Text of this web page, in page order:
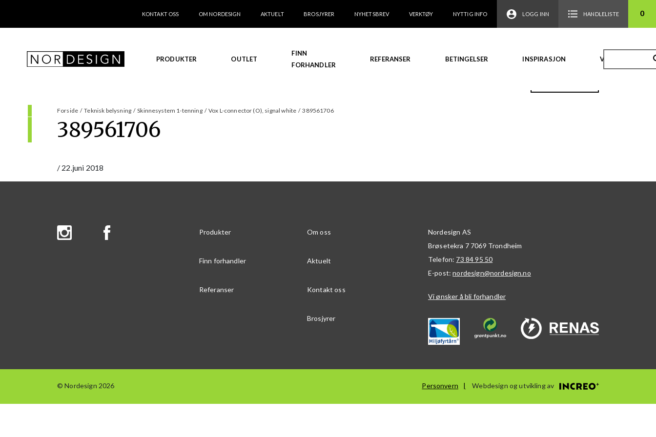
KONTAKT OSS OM NORDESIGN AKTUELT BROSJYRER NYHETSBREV VERKTØY NYTTIG INFO LOGG INN HANDLELISTE 0
PRODUKTER OUTLET
FINN
FORHANDLER
REFERANSER BETINGELSER INSPIRASJON VIDEO
Forside / Teknisk belysning / Skinnesystem 1-tenning / Vox L-connector (O), signal white / 389561706
389561706
/ 22.juni 2018
Produkter Om oss
Finn forhandler Aktuelt
Referanser Kontakt oss
Brosjyrer
Nordesign AS
Brøsetekra 7 7069 Trondheim
Telefon: 73 84 95 50
E-post:nordesign@nordesign.no
Vi ønsker å bli forhandler
© Nordesign 2026 Personvern Webdesign og utvikling av